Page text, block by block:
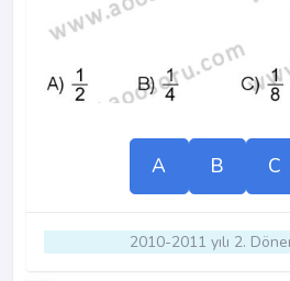
A B C
2010-2011 yılı 2.